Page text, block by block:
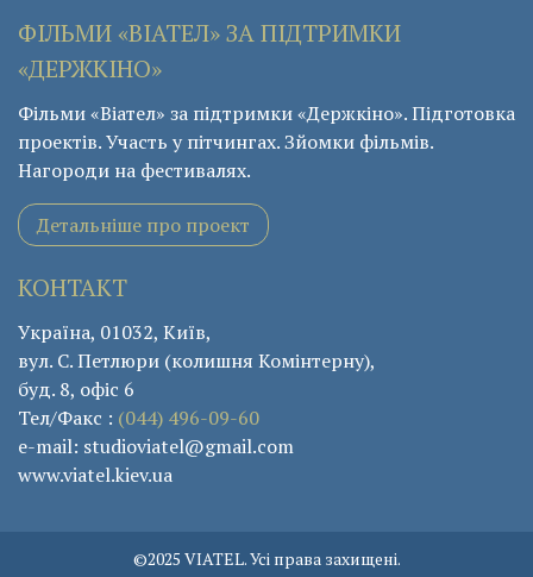
ФІЛЬМИ «ВІАТЕЛ» ЗА ПІДТРИМКИ
«ДЕРЖКІНО»
Фільми «Віател» за підтримки «Держкіно». Підготовка
проектів. Участь у пітчингах. Зйомки фільмів.
Нагороди на фестивалях.
Детальніше про проект
КОНТАКТ
Україна, 01032, Київ,
вул. С. Петлюри (колишня Комінтерну),
буд. 8, офіс 6
Тел/Факс : (044) 496-09-60
e-mail: studioviatel@gmail.com
www.viatel.kiev.ua
©2025 VIATEL. Усі права захищені.